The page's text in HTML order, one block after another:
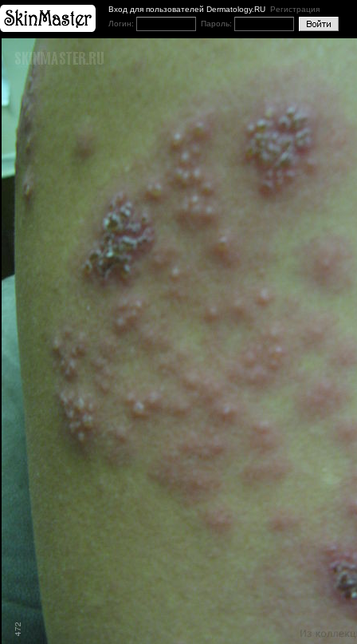
Вход для пользователей Dermatology.RU Регистрация
Логин:
Пароль: